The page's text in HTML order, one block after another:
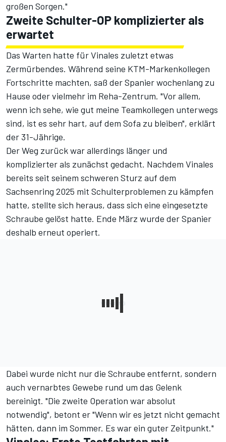
großen Sorgen."
Zweite Schulter-OP komplizierter als
erwartet
Das Warten hatte für Vinales zuletzt etwas
Zermürbendes. Während seine KTM-Markenkollegen
Fortschritte machten, saß der Spanier wochenlang zu
Hause oder vielmehr im Reha-Zentrum. "Vor allem,
wenn ich sehe, wie gut meine Teamkollegen unterwegs
sind, ist es sehr hart, auf dem Sofa zu bleiben", erklärt
der 31-Jährige.
Der Weg zurück war allerdings länger und
komplizierter als zunächst gedacht. Nachdem Vinales
bereits seit seinem schweren Sturz auf dem
Sachsenring 2025 mit Schulterproblemen zu kämpfen
hatte, stellte sich heraus, dass sich eine eingesetzte
Schraube gelöst hatte. Ende März wurde der Spanier
deshalb erneut operiert.
Dabei wurde nicht nur die Schraube entfernt, sondern
auch vernarbtes Gewebe rund um das Gelenk
bereinigt. "Die zweite Operation war absolut
notwendig", betont er "Wenn wir es jetzt nicht gemacht
hätten, dann im Sommer. Es war ein guter Zeitpunkt."